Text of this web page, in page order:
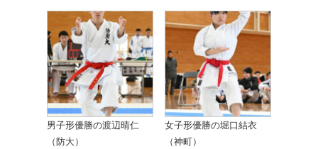
男子形優勝の渡辺晴仁
（防大）
女子形優勝の堀口結衣
（神町）